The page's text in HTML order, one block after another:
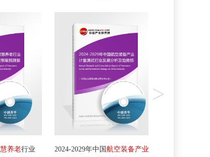
老行业
2024-2029年中国 航空装备产业
>